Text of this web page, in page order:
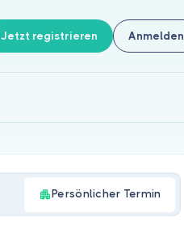
Jetzt registrieren Anmelden
Persönlicher Termin